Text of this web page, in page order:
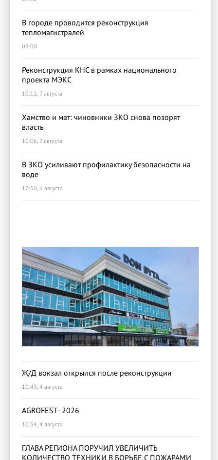
В городе проводится реконструкция
тепломагистралей
09:00
Реконструкция КНС в рамках национального
проекта МЭКС
10:12, 7 августа
Хамство и мат: чиновники ЗКО снова позорят
власть
10:06, 7 августа
В ЗКО усиливают профилактику безопасности на
воде
17:50, 6 августа
Ж/Д вокзал открылся после реконструкции
10:43, 4 августа
AGROFEST- 2026
10:34, 4 августа
ГЛАВА РЕГИОНА ПОРУЧИЛ УВЕЛИЧИТЬ
КОЛИЧЕСТВО ТЕХНИКИ В БОРЬБЕ С ПОЖАРАМИ